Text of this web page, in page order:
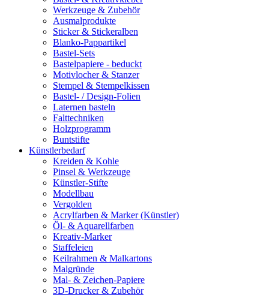
Werkzeuge & Zubehör
Ausmalprodukte
Sticker & Stickeralben
Blanko-Pappartikel
Bastel-Sets
Bastelpapiere - beduckt
Motivlocher & Stanzer
Stempel & Stempelkissen
Bastel- / Design-Folien
Laternen basteln
Falttechniken
Holzprogramm
Buntstifte
Künstlerbedarf
Kreiden & Kohle
Pinsel & Werkzeuge
Künstler-Stifte
Modellbau
Vergolden
Acrylfarben & Marker (Künstler)
Öl- & Aquarellfarben
Kreativ-Marker
Staffeleien
Keilrahmen & Malkartons
Malgründe
Mal- & Zeichen-Papiere
3D-Drucker & Zubehör